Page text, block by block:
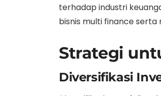
terhadap industri
bisnis multi finance
Strategi
Diversifikasi